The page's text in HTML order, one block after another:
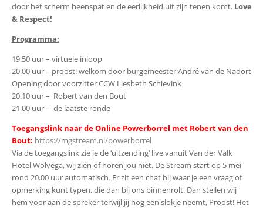
door het scherm heenspat en de eerlijkheid uit zijn tenen komt. Love
& Respect!
Programma:
19.50 uur – virtuele inloop
20.00 uur – proost! welkom door burgemeester André van de Nadort
Opening door voorzitter CCW Liesbeth Schievink
20.10 uur – Robert van den Bout
21.00 uur – de laatste ronde
Toegangslink naar de Online Powerborrel met Robert van den
Bout: https://mgstream.nl/powerborrel
Via de toegangslink zie je de ‘uitzending’ live vanuit Van der Valk
Hotel Wolvega, wij zien of horen jou niet. De Stream start op 5 mei
rond 20.00 uur automatisch. Er zit een chat bij waar je een vraag of
opmerking kunt typen, die dan bij ons binnenrolt. Dan stellen wij
hem voor aan de spreker terwijl jij nog een slokje neemt, Proost! Het